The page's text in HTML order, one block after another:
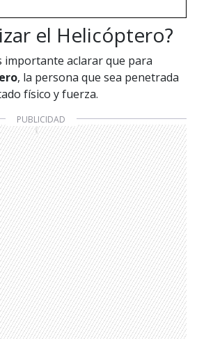
el Helicóptero?
importante aclarar que para
, la persona que sea penetrada
físico y fuerza.